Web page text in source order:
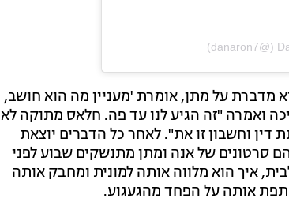
מדברת על מתן, אומרת 'מעניין מה הוא חושב,
ואמרה "זה הגיע לנו עד פה. חלאס מתוקה לא
וחשבון זו את". לאחר כל הדברים יוצאת
סרטונים של אנה ומתן מתנשקים שבוע לפני
איך הוא מלווה אותה למונית ומחבק אותה
אותה על הפחד מהגעגוע.